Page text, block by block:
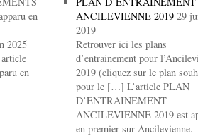
en
2025
en
ANCILEVIENNE 2019 29
2019
Retrouver ici les plans
d’entrainement pour
2019 (cliquez sur le plan
pour le […] L’article PLAN
D’ENTRAINEMENT
ANCILEVIENNE 2019 est
en premier sur Ancilevienne.